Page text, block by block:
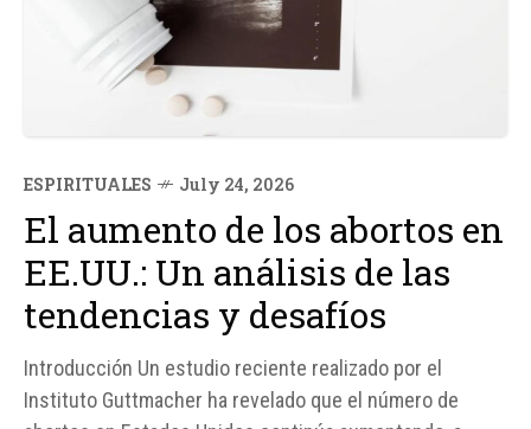
ESPIRITUALES July 24, 2026
El aumento de los abortos en
EE.UU.: Un análisis de las
tendencias y desafíos
Introducción Un estudio reciente realizado por el
Instituto Guttmacher ha revelado que el número de